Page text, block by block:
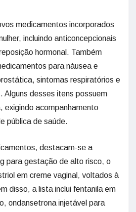
medicamentos incorporados
incluindo anticoncepcionais
hormonal. Também
para náusea e
sintomas respiratórios e
Alguns desses itens possuem
exigindo acompanhamento
pública de saúde.
destacam-se a
para gestação de alto risco, o
em creme vaginal, voltados à
disso, a lista inclui fentanila em
ondansetrona injetável para